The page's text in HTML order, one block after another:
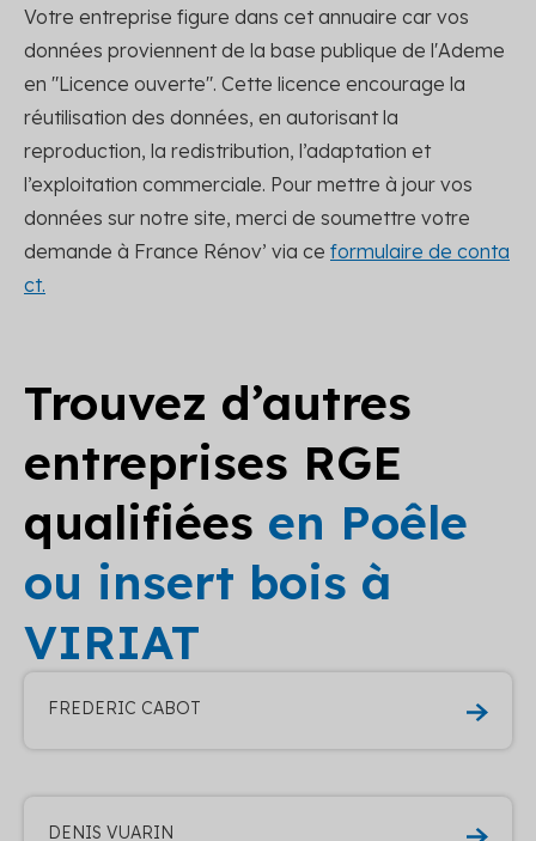
Votre entreprise figure dans cet annuaire car vos
données proviennent de la base publique de l'Ademe
en "Licence ouverte". Cette licence encourage la
réutilisation des données, en autorisant la
reproduction, la redistribution, l’adaptation et
l’exploitation commerciale. Pour mettre à jour vos
données sur notre site, merci de soumettre votre
demande à France Rénov’ via ce formulaire de conta
ct.
Trouvez d’autres
entreprises RGE
qualifiées en Poêle
ou insert bois à
VIRIAT
FREDERIC CABOT
DENIS VUARIN